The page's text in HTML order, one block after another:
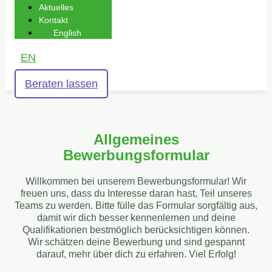
Aktuelles
Kontakt
English
EN
Beraten lassen
Allgemeines
Bewerbungsformular
Willkommen bei unserem Bewerbungsformular! Wir
freuen uns, dass du Interesse daran hast, Teil unseres
Teams zu werden. Bitte fülle das Formular sorgfältig aus,
damit wir dich besser kennenlernen und deine
Qualifikationen bestmöglich berücksichtigen können.
Wir schätzen deine Bewerbung und sind gespannt
darauf, mehr über dich zu erfahren. Viel Erfolg!